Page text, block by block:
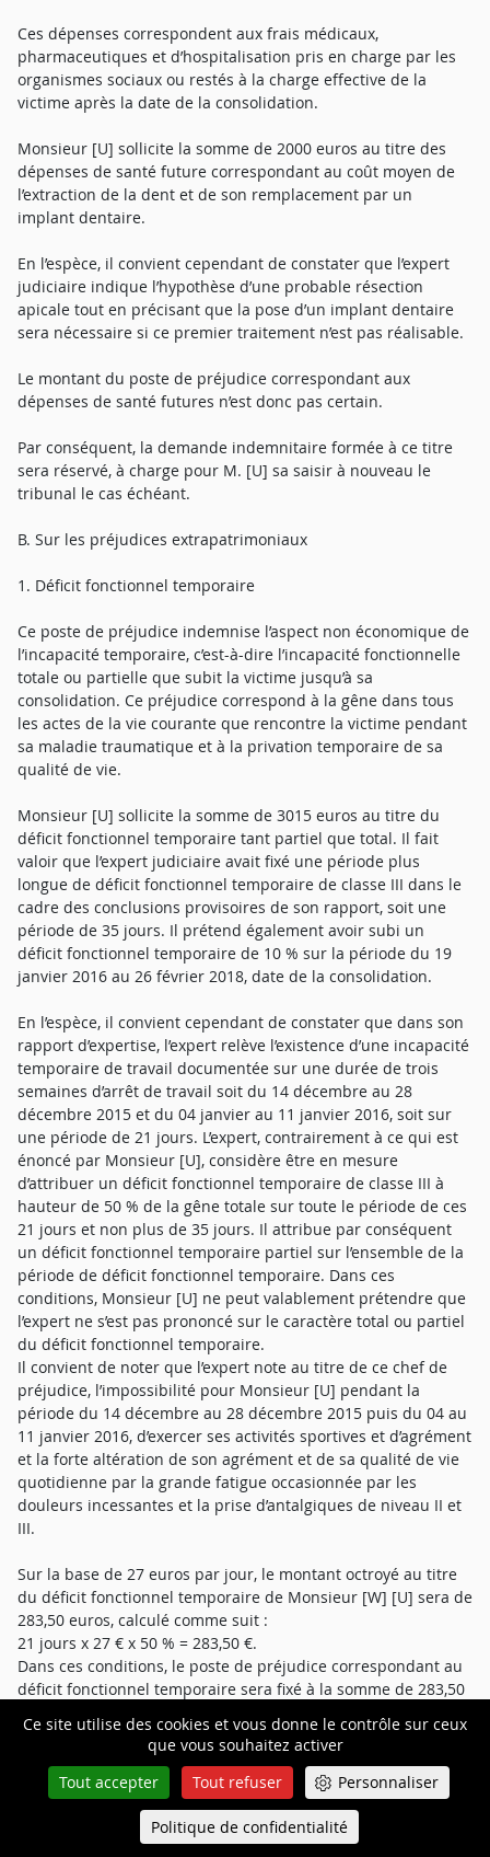
Ce site utilise des cookies et vous donne le contrôle sur ceux
que vous souhaitez activer
Tout accepter
Tout refuser Personnaliser
Politique de confidentialité
Ces dépenses correspondent aux frais médicaux,
pharmaceutiques et d’hospitalisation pris en charge par les
organismes sociaux ou restés à la charge effective de la
victime après la date de la consolidation.
Monsieur [U] sollicite la somme de 2000 euros au titre des
dépenses de santé future correspondant au coût moyen de
l’extraction de la dent et de son remplacement par un
implant dentaire.
En l’espèce, il convient cependant de constater que l’expert
judiciaire indique l’hypothèse d’une probable résection
apicale tout en précisant que la pose d’un implant dentaire
sera nécessaire si ce premier traitement n’est pas réalisable.
Le montant du poste de préjudice correspondant aux
dépenses de santé futures n’est donc pas certain.
Par conséquent, la demande indemnitaire formée à ce titre
sera réservé, à charge pour M. [U] sa saisir à nouveau le
tribunal le cas échéant.
B. Sur les préjudices extrapatrimoniaux
1. Déficit fonctionnel temporaire
Ce poste de préjudice indemnise l’aspect non économique de
l’incapacité temporaire, c’est-à-dire l’incapacité fonctionnelle
totale ou partielle que subit la victime jusqu’à sa
consolidation. Ce préjudice correspond à la gêne dans tous
les actes de la vie courante que rencontre la victime pendant
sa maladie traumatique et à la privation temporaire de sa
qualité de vie.
Monsieur [U] sollicite la somme de 3015 euros au titre du
déficit fonctionnel temporaire tant partiel que total. Il fait
valoir que l’expert judiciaire avait fixé une période plus
longue de déficit fonctionnel temporaire de classe III dans le
cadre des conclusions provisoires de son rapport, soit une
période de 35 jours. Il prétend également avoir subi un
déficit fonctionnel temporaire de 10 % sur la période du 19
janvier 2016 au 26 février 2018, date de la consolidation.
En l’espèce, il convient cependant de constater que dans son
rapport d’expertise, l’expert relève l’existence d’une incapacité
temporaire de travail documentée sur une durée de trois
semaines d’arrêt de travail soit du 14 décembre au 28
décembre 2015 et du 04 janvier au 11 janvier 2016, soit sur
une période de 21 jours. L’expert, contrairement à ce qui est
énoncé par Monsieur [U], considère être en mesure
d’attribuer un déficit fonctionnel temporaire de classe III à
hauteur de 50 % de la gêne totale sur toute le période de ces
21 jours et non plus de 35 jours. Il attribue par conséquent
un déficit fonctionnel temporaire partiel sur l’ensemble de la
période de déficit fonctionnel temporaire. Dans ces
conditions, Monsieur [U] ne peut valablement prétendre que
l’expert ne s’est pas prononcé sur le caractère total ou partiel
du déficit fonctionnel temporaire.
Il convient de noter que l’expert note au titre de ce chef de
préjudice, l’impossibilité pour Monsieur [U] pendant la
période du 14 décembre au 28 décembre 2015 puis du 04 au
11 janvier 2016, d’exercer ses activités sportives et d’agrément
et la forte altération de son agrément et de sa qualité de vie
quotidienne par la grande fatigue occasionnée par les
douleurs incessantes et la prise d’antalgiques de niveau II et
III.
Sur la base de 27 euros par jour, le montant octroyé au titre
du déficit fonctionnel temporaire de Monsieur [W] [U] sera de
283,50 euros, calculé comme suit :
21 jours x 27 € x 50 % = 283,50 €.
Dans ces conditions, le poste de préjudice correspondant au
déficit fonctionnel temporaire sera fixé à la somme de 283,50
2. Les souffrances endurées
Elles sont caractérisées par les souffrances tant physiques
que morales endurées par la victime du fait des atteintes à
son intégrité, sa dignité, des traitements subis.
Queue-Fair